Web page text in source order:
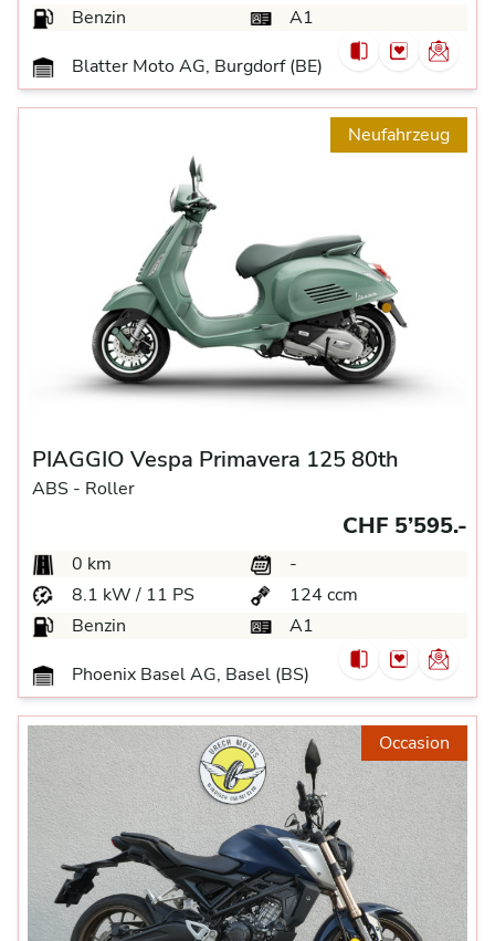
Benzin
A1
Blatter Moto AG, Burgdorf (BE)
Neufahrzeug
PIAGGIO Vespa Primavera 125 80th
ABS - Roller
CHF 5’595.-
0 km
-
8.1 kW / 11 PS
124 ccm
Benzin
A1
Phoenix Basel AG, Basel (BS)
Occasion